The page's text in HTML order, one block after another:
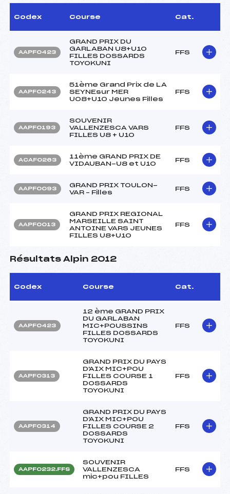
Codex Course Cat.
AAPF0423
GRAND PRIX DU
GARLABAN U8+U10
FILLES DOSSARDS
TOYOKUNI
FFS
AAPF0243
51ème Grand Prix de LA
SEYNEsur MER
U08+U10 Jeunes Filles
FFS
AAPF0193
SOUVENIR
VALLENZESCA VARS
FILLES U8 + U10
FFS
ACAF0263
11ème GRAND PRIX DE
VIDAUBAN-U8 et U10
FFS
AAPF0093
GRAND PRIX TOULON-
VAR – Filles
FFS
AAPF0013
GRAND PRIX REGIONAL
MARSEILLE SAINT
ANTOINE VARS JEUNES
FILLES U8+U10
FFS
Résultats Alpin 2012
Codex Course Cat.
AAPF0423
12 ème GRAND PRIX
DU GARLABAN
MIC+POUSSINS
FILLES DOSSARDS
TOYOKUNI
FFS
AAPF0313
GRAND PRIX DU PAYS
D'AIX MIC+POU
FILLES COURSE 1
DOSSARDS
TOYOKUNI
FFS
AAPF0314
GRAND PRIX DU PAYS
D'AIX MIC+POU
FILLES COURSE 2
DOSSARDS
TOYOKUNI
FFS
AAPF0232.FFS
SOUVENIR
VALLENZESCA
mic+pou FILLES
FFS